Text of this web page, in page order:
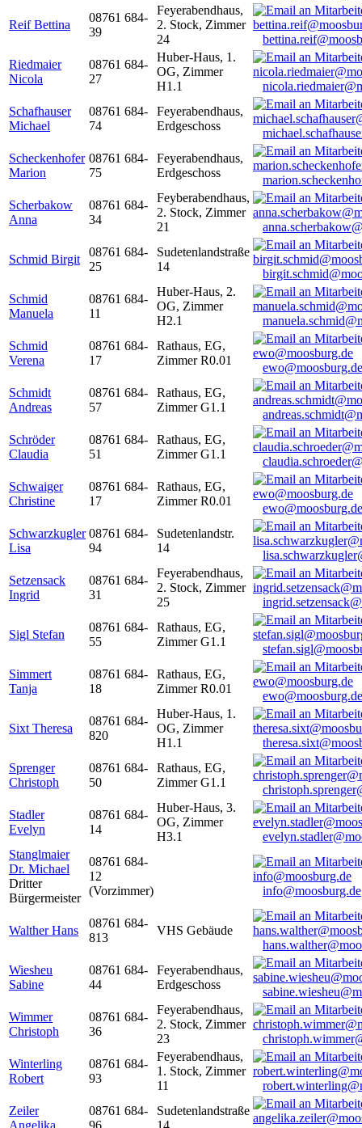
Reif Bettina
08761 684-
39
Feyerabendhaus,
2. Stock, Zimmer
24
Riedmaier
Nicola
08761 684-
27
Huber-Haus, 1.
OG, Zimmer
H1.1
Schafhauser
Michael
08761 684-
74
Feyerabendhaus,
Erdgeschoss
Scheckenhofer
Marion
08761 684-
75
Feyerabendhaus,
Erdgeschoss
Scherbakow
Anna
08761 684-
34
Feyberabendhaus,
2. Stock, Zimmer
21
Schmid Birgit
08761 684-
25
Sudetenlandstraße
14
Schmid
Manuela
08761 684-
11
Huber-Haus, 2.
OG, Zimmer
H2.1
Schmid
Verena
08761 684-
17
Rathaus, EG,
Zimmer R0.01
ewo@moosburg.de
Schmidt
Andreas
08761 684-
57
Rathaus, EG,
Zimmer G1.1
Schröder
Claudia
08761 684-
51
Rathaus, EG,
Zimmer G1.1
Schwaiger
Christine
08761 684-
17
Rathaus, EG,
Zimmer R0.01
ewo@moosburg.de
Schwarzkugler
Lisa
08761 684-
94
Sudetenlandstr.
14
Setzensack
Ingrid
08761 684-
31
Feyerabendhaus,
2. Stock, Zimmer
25
Sigl Stefan
08761 684-
55
Rathaus, EG,
Zimmer G1.1
Simmert
Tanja
08761 684-
18
Rathaus, EG,
Zimmer R0.01
ewo@moosburg.de
Sixt Theresa
08761 684-
820
Huber-Haus, 1.
OG, Zimmer
H1.1
Sprenger
Christoph
08761 684-
50
Rathaus, EG,
Zimmer G1.1
Stadler
Evelyn
08761 684-
14
Huber-Haus, 3.
OG, Zimmer
H3.1
Stanglmaier
Dr. Michael
Dritter
Bürgermeister
08761 684-
12
(Vorzimmer)
info@moosburg.de
Walther Hans
08761 684-
813
VHS Gebäude
Wiesheu
Sabine
08761 684-
44
Feyerabendhaus,
Erdgeschoss
Wimmer
Christoph
08761 684-
36
Feyerabendhaus,
2. Stock, Zimmer
23
Winterling
Robert
08761 684-
93
Feyerabendhaus,
1. Stock, Zimmer
11
Zeiler
Angelika
08761 684-
96
Sudetenlandstraße
14